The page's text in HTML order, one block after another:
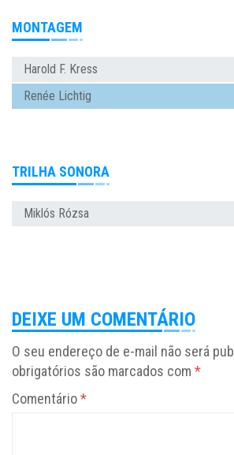
MONTAGEM
Harold F. Kress
Renée Lichtig
TRILHA SONORA
Miklós Rózsa
DEIXE UM COMENTÁRIO
O seu endereço de e-mail não será
obrigatórios são marcados com *
Comentário*